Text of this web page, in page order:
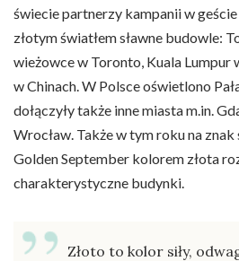
świecie partnerzy kampanii w
złotym światłem sławne budowle:
wieżowce w Toronto, Kuala Lumpur
w Chinach. W Polsce oświetlono
dołączyły także inne miasta m.in.
Wrocław. Także w tym roku na
Golden September kolorem złota
charakterystyczne budynki.
Złoto to kolor siły,